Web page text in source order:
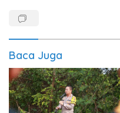
Baca Juga